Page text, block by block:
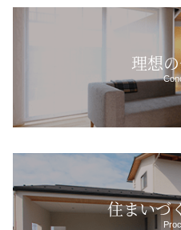
理想
住まいづ